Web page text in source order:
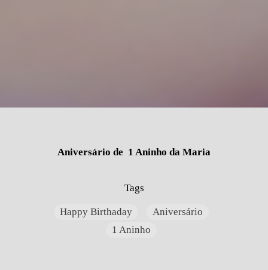
Aniversário de 1 Aninho da Maria
Tags
Happy Birthaday
Aniversário
1 Aninho